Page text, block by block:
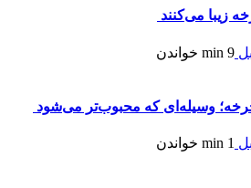
زیبا می‌کنند
9 min
خواندن
وسیله‌ای که محبوب‌تر می‌شود
1 min
خواندن